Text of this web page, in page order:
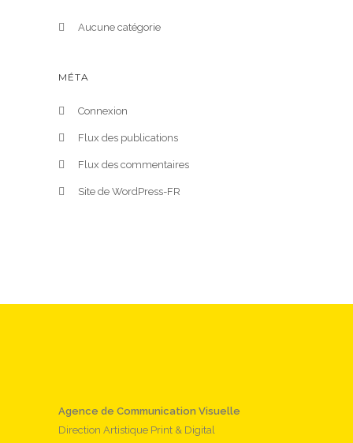
Aucune catégorie
MÉTA
Connexion
Flux des publications
Flux des commentaires
Site de WordPress-FR
Agence de Communication Visuelle
Direction Artistique Print & Digital